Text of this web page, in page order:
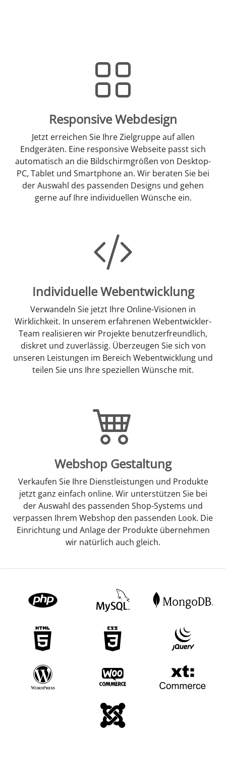
Responsive Webdesign
Jetzt erreichen Sie Ihre Zielgruppe auf allen
Endgeräten. Eine responsive Webseite passt sich
automatisch an die Bildschirmgrößen von Desktop-
PC, Tablet und Smartphone an. Wir beraten Sie bei
der Auswahl des passenden Designs und gehen
gerne auf Ihre individuellen Wünsche ein.
Individuelle Webentwicklung
Verwandeln Sie jetzt Ihre Online-Visionen in
Wirklichkeit. In unserem erfahrenen Webentwickler-
Team realisieren wir Projekte benutzerfreundlich,
diskret und zuverlässig. Überzeugen Sie sich von
unseren Leistungen im Bereich Webentwicklung und
teilen Sie uns Ihre speziellen Wünsche mit.
Webshop Gestaltung
Verkaufen Sie Ihre Dienstleistungen und Produkte
jetzt ganz einfach online. Wir unterstützen Sie bei
der Auswahl des passenden Shop-Systems und
verpassen Ihrem Webshop den passenden Look. Die
Einrichtung und Anlage der Produkte übernehmen
wir natürlich auch gleich.